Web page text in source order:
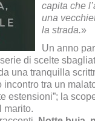
capita che
una
la strada.»
Un anno
di scelte
una tranquilla
tra un
estensioni”; la
marito.